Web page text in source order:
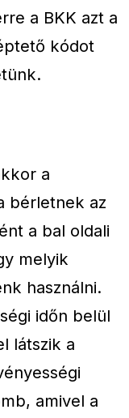
a BKK azt a
kódot
a
bérletnek az
a bal oldali
melyik
használni.
időn belül
látszik a
amivel a